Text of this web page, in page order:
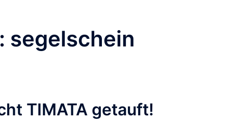
segelschein
TIMATA getauft!